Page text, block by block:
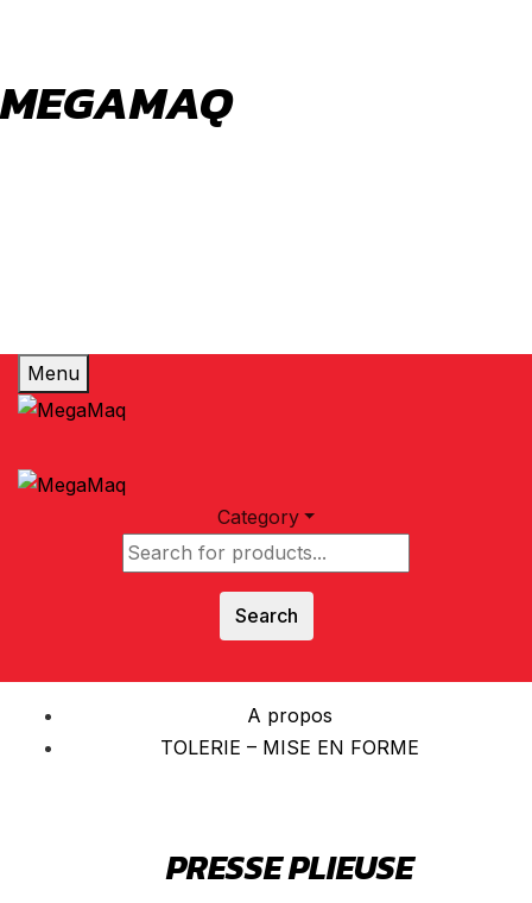
MEGAMAQ
Menu
Category
Search
A propos
TOLERIE – MISE EN FORME
PRESSE PLIEUSE